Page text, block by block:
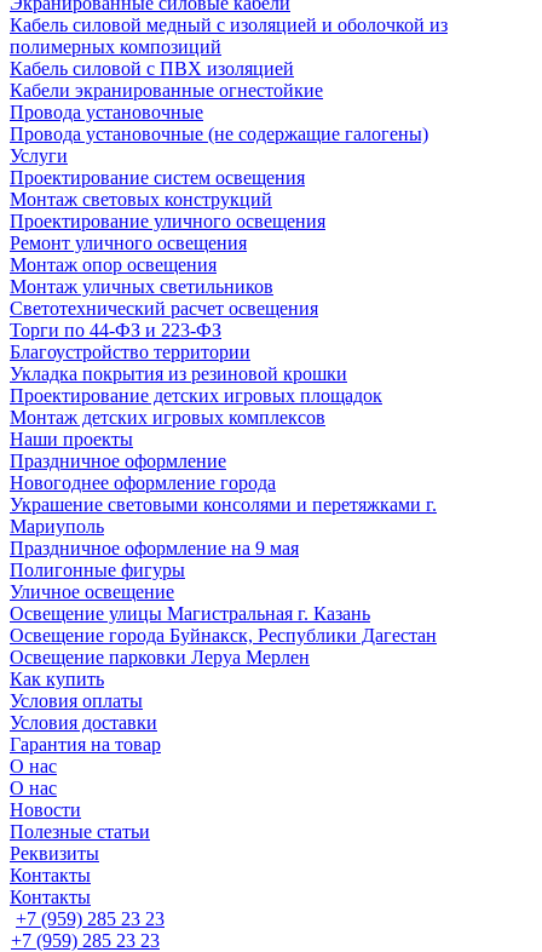
Кабель силовой медный с изоляцией и оболочкой из
полимерных композиций
Кабель силовой с ПВХ изоляцией
Кабели экранированные огнестойкие
Провода установочные
Провода установочные (не содержащие галогены)
Услуги
Проектирование систем освещения
Монтаж световых конструкций
Проектирование уличного освещения
Ремонт уличного освещения
Монтаж опор освещения
Монтаж уличных светильников
Светотехнический расчет освещения
Торги по 44-ФЗ и 223-ФЗ
Благоустройство территории
Укладка покрытия из резиновой крошки
Проектирование детских игровых площадок
Монтаж детских игровых комплексов
Наши проекты
Праздничное оформление
Новогоднее оформление города
Украшение световыми консолями и перетяжками г.
Мариуполь
Праздничное оформление на 9 мая
Полигонные фигуры
Уличное освещение
Освещение улицы Магистральная г. Казань
Освещение города Буйнакск, Республики Дагестан
Освещение парковки Леруа Мерлен
Как купить
Условия оплаты
Условия доставки
Гарантия на товар
О нас
О нас
Новости
Полезные статьи
Реквизиты
Контакты
Контакты
+7 (959) 285 23 23
+7 (959) 285 23 23